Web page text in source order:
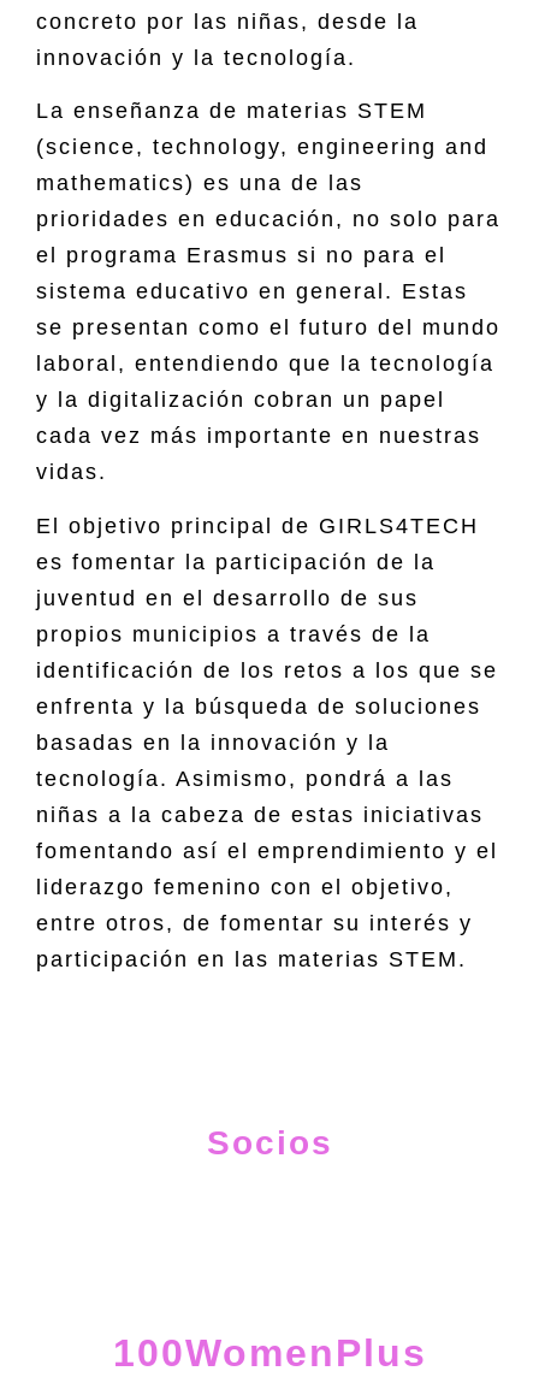
concreto por las niñas, desde la
innovación y la tecnología.
La enseñanza de materias STEM
(science, technology, engineering and
mathematics) es una de las
prioridades en educación, no solo para
el programa Erasmus si no para el
sistema educativo en general. Estas
se presentan como el futuro del mundo
laboral, entendiendo que la tecnología
y la digitalización cobran un papel
cada vez más importante en nuestras
vidas.
El objetivo principal de GIRLS4TECH
es fomentar la participación de la
juventud en el desarrollo de sus
propios municipios a través de la
identificación de los retos a los que se
enfrenta y la búsqueda de soluciones
basadas en la innovación y la
tecnología. Asimismo, pondrá a las
niñas a la cabeza de estas iniciativas
fomentando así el emprendimiento y el
liderazgo femenino con el objetivo,
entre otros, de fomentar su interés y
participación en las materias STEM.
Socios
100WomenPlus